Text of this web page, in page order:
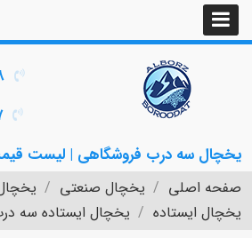
یخچال سه درب فروشگاهی | لیست قیمت +
صفحه اصلی یخچال صنعتی
یخچال ایستاده
یخچال ایستاده سه